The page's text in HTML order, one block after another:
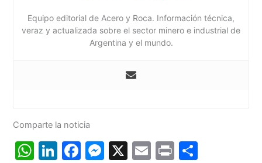
Equipo editorial de Acero y Roca. Información técnica,
veraz y actualizada sobre el sector minero e industrial de
Argentina y el mundo.
Comparte la noticia
W Li F
M X
E
Pr